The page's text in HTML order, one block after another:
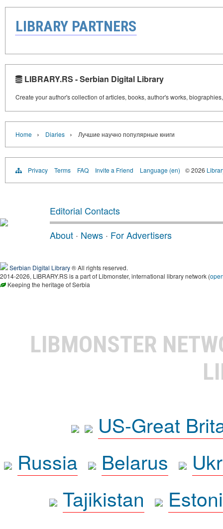
LIBRARY PARTNERS
LIBRARY.RS - Serbian Digital Library
Create your author's collection of articles, books, author's works,
Home › Diaries › Лучшие научно популярные книги
Privacy Terms FAQ Invite a Friend Language (en) © 2026
Editorial Contacts
About · News · For Advertisers
Serbian Digital Library® All rights reserved.
2014-2026, LIBRARY.RS is a part of Libmonster, international library network (
Keeping the heritage of Serbia
LIBMONSTER
US-Great
Russia
Belarus
Tajikistan